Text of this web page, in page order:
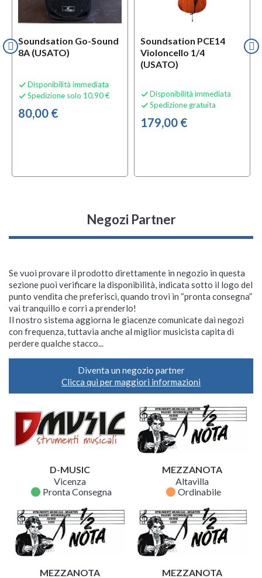
Soundsation Go-Sound
8A (USATO)
 Disponibilità immediata
 Spedizione solo 10,90 €
80,00 €
Soundsation PCE14
Violoncello 1/4
(USATO)
 Disponibilità immediata
 Spedizione gratuita
179,00 €
Negozi Partner
Se vuoi provare il prodotto direttamente in negozio in questa
sezione puoi verificare la disponibilità, indicata sotto il logo del
punto vendita che preferisci, quando trovi in “pronta consegna”
vai tranquillo e corri a prenderlo!
Il nostro sistema aggiorna le giacenze comunicate dai negozi
con frequenza, tuttavia anche al miglior musicista capita di
perdere qualche stacco...
Diventa un negozio partner
Clicca qui per maggiori informazioni
D-MUSIC
Vicenza
fiber_manual_record Pronta Consegna
MEZZANOTA
Altavilla
fiber_manual_record Ordinabile
MEZZANOTA
MEZZANOTA